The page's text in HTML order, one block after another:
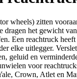
wheels) zitten
dragen het gewicht
Een reachtruck
elke uitlegger.
geluid en
voor
Crown, Atlet en